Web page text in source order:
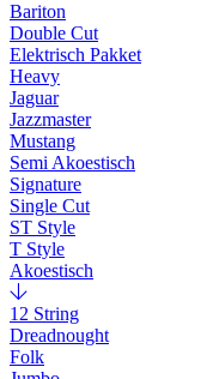
Bariton
Double Cut
Elektrisch Pakket
Heavy
Jaguar
Jazzmaster
Mustang
Semi Akoestisch
Signature
Single Cut
ST Style
T Style
Akoestisch
12 String
Dreadnought
Folk